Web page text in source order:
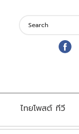
ไทยโพสต์ ทีวี